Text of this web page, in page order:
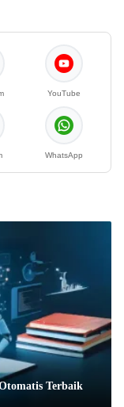
YouTube
WhatsApp
Terbaik